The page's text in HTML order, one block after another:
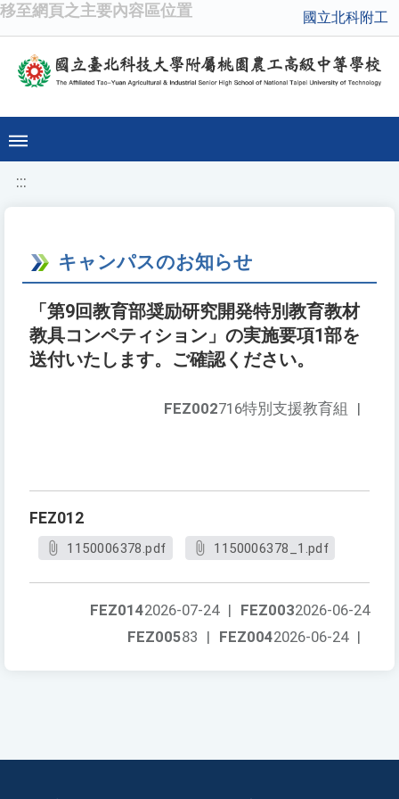
移至網頁之主要內容區位置 國立北科附工
:::
キャンパスのお知らせ
「第9回教育部奨励研究開発特別教育教材
教具コンペティション」の実施要項1部を
送付いたします。ご確認ください。
FEZ002716特別支援教育組 |
FEZ012
1150006378.pdf 1150006378_1.pdf
FEZ0032026-06-24
FEZ0142026-07-24 |
FEZ0042026-06-24 |
FEZ00583 |